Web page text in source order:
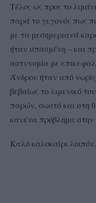
Τέλος ως προς το
παρά το γεγονός πως
με τα μεσημεριανά
ήταν σπασμένη – και
αστυνομία με
Άνδρου ήταν από
βεβαίως το λιμενικό
παρών, σωστό και στη
κανένα πρόβλημα στην
Καλό καλοκαίρι